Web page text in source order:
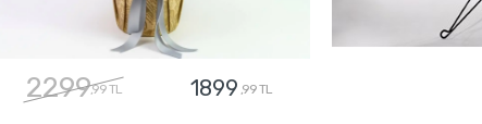
2299,99 TL 1899 ,99 TL